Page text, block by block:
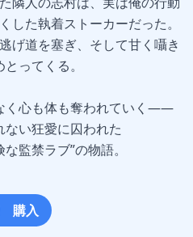
した執着ストーカーだった。
げ道を塞ぎ、そして甘く囁き
ってくる。
く心も体も奪われていく――
ない狂愛に囚われた
監禁ラブ”の物語。
購入